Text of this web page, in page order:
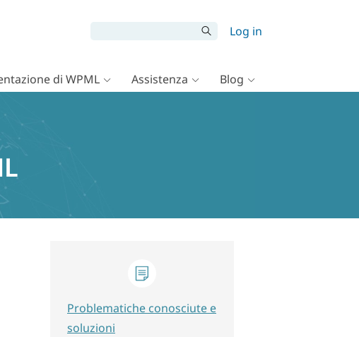
Log in
di WPML Assistenza Blog
Problematiche conosciute e
soluzioni